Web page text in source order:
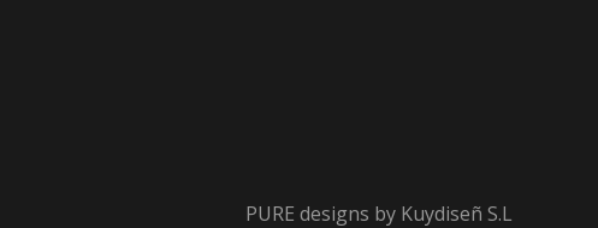
PURE designs by Kuydiseñ S.L